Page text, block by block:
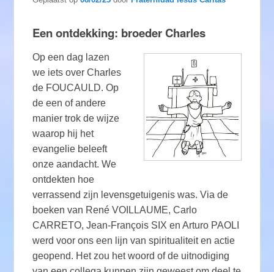
Een ontdekking: broeder Charles
Op een dag lazen
we iets over Charles
de FOUCAULD. Op
de een of andere
manier trok de wijze
waarop hij het
evangelie beleeft
onze aandacht. We
ontdekten hoe
verrassend zijn levensgetuigenis was. Via de
boeken van René VOILLAUME, Carlo
CARRETO, Jean-François SIX en Arturo PAOLI
werd voor ons een lijn van spiritualiteit en actie
geopend. Het zou het woord of de uitnodiging